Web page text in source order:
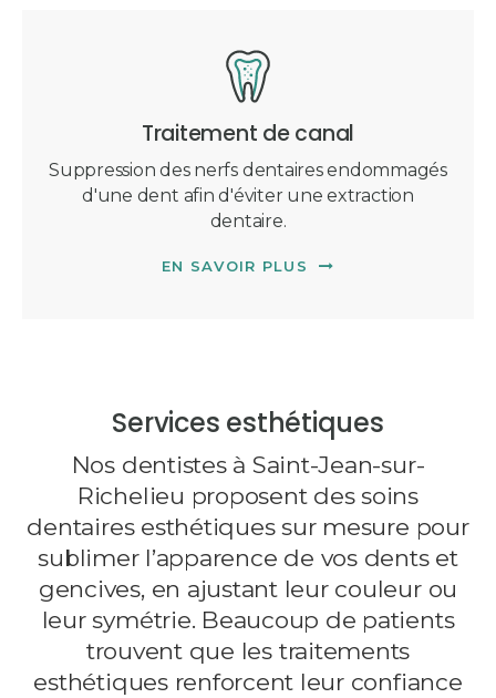
Traitement de canal
Suppression des nerfs dentaires endommagés
d'une dent afin d'éviter une extraction
dentaire.
EN SAVOIR PLUS
Services esthétiques
Nos dentistes à Saint-Jean-sur-
Richelieu proposent des soins
dentaires esthétiques sur mesure pour
sublimer l’apparence de vos dents et
gencives, en ajustant leur couleur ou
leur symétrie. Beaucoup de patients
trouvent que les traitements
esthétiques renforcent leur confiance